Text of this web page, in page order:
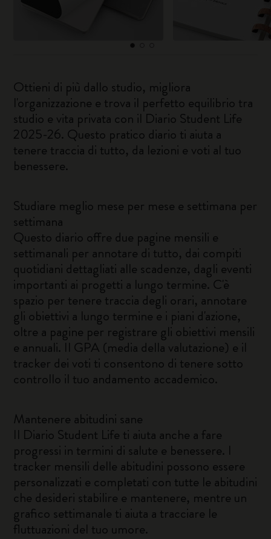
Ottieni di più dallo studio, migliora
l'organizzazione e trova il perfetto equilibrio tra
studio e vita privata con il Diario Student Life
2025-26. Questo pratico diario ti aiuta a
tenere traccia di tutto, da lezioni e voti al tuo
benessere.
Studiare meglio mese per mese e settimana per
settimana
Questo diario offre due pagine mensili e
settimanali per annotare di tutto, dai compiti
quotidiani dettagliati alle scadenze, dagli eventi
importanti ai progetti a lungo termine. C'è
spazio per tenere traccia degli orari, annotare
gli obiettivi a lungo termine e i piani d'azione,
oltre a pagine per registrare gli obiettivi mensili
e annuali. Il GPA (media della valutazione) e il
tracker dei voti ti consentono di tenere sotto
controllo il tuo andamento accademico.
Mantenere abitudini sane
Il Diario Student Life ti aiuta anche a fare
progressi in termini di salute e benessere. I
tracker mensili delle abitudini possono essere
personalizzati e completati con tutte le abitudini
che desideri stabilire e mantenere, mentre un
grafico settimanale ti aiuta a tracciare le
fluttuazioni del tuo umore.